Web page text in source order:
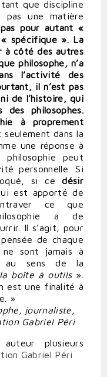
que discipline
pas une matière
pas pour autant «
spécifique ». La
à côté des autres
philosophe, n’a
l’activité des
il n’est pas
ni de l’histoire, qui
des philosophes.
à proprement
seulement dans la
une réponse à
peut
personnelle. Si
si cedésir
est apporté de
ce que
a de
Il s’agit, pour
de chaque
sont jamais à
au sens de la
la boîte à outils».
est une finalité à
»
journaliste,
Gabriel Péri
plusieurs
Gabriel Péri